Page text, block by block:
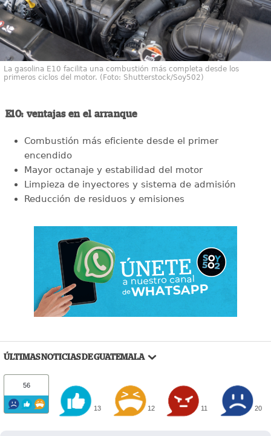
La gasolina E10 facilita una combustión más completa desde los
primeros ciclos del motor. (Foto: Shutterstock/Soy502)
E10: ventajas en el arranque
Combustión más eficiente desde el primer
encendido
Mayor octanaje y estabilidad del motor
Limpieza de inyectores y sistema de admisión
Reducción de residuos y emisiones
ÚLTIMAS NOTICIAS DE GUATEMALA
56
13 12 11 20